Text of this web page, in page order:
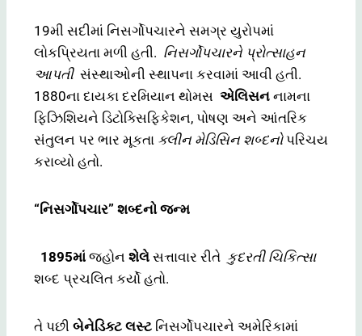
19મી સદીમાં નિસર્ગોપચારને સમગ્ર યુરોપમાં
લોકપ્રિયતા મળી હતી. નિસર્ગોપચારને પ્રોત્સાહન
આપતી સંસ્થાઓની સ્થાપના કરવામાં આવી હતી.
1880ના દાયકા દરમિયાન થોમસ એલિસન નામના
ફિઝિશિયને ડિટોક્સિફિકેશન, પોષણ અને આંતરિક
સંતુલન પર ભાર મૂકતા ક્લીન મેડિસિન શબ્દનોપરિચય
કરાવ્યો હતો.
“નિસર્ગોપચાર” શબ્દનો જન્મ
1895માંજહોન શેલે સત્તાવાર રીતે કુદરતી ચિકિત્સા
શબ્દ પ્રચલિત કર્યો હતો.
તે પછી બેનેડિક્ટ લસ્ટ નિસર્ગોપચારને અમેરિકામાં